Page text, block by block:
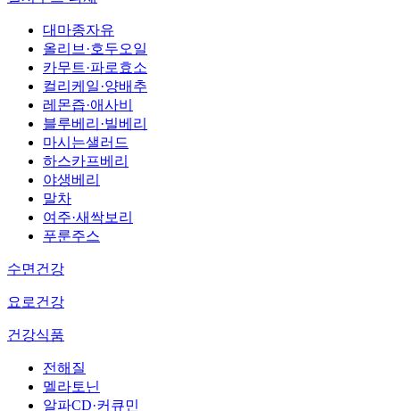
대마종자유
올리브·호두오일
카무트·파로효소
컬리케일·양배추
레몬즙·애사비
블루베리·빌베리
마시는샐러드
하스카프베리
야생베리
말차
여주·새싹보리
푸룬주스
수면건강
요로건강
건강식품
전해질
멜라토닌
알파CD·커큐민